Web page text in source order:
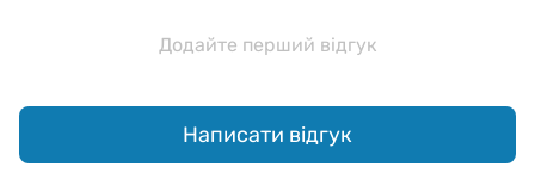
Додайте перший відгук
Написати відгук